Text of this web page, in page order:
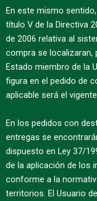
En este mismo
título V de la Directiva
de 2006 relativa al
compra se localizaran,
Estado miembro de la
figura en el pedido de
aplicable será el
En los pedidos con
entregas se
dispuesto en Ley 37/
de la aplicación de los
conforme a la
territorios. El Usuario